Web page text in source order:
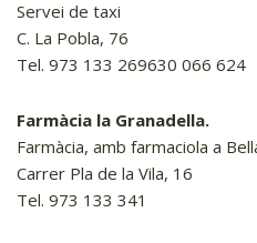
Servei de taxi
C. La Pobla, 76
Tel. 973 133 269630 066 624
Farmàcia la Granadella.
Farmàcia, amb farmaciola a
Carrer Pla de la Vila, 16
Tel. 973 133 341